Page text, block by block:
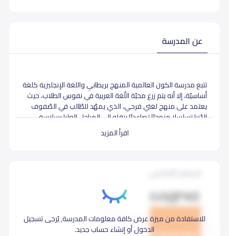
عن المدرسة
اقرأ المزيد
تتبع مدرسة الكون العالمية المنهج بريطاني واللغة الإنجليزية كلغة
أساسيّة، إلا أنه يتم زرع محبّة اللّغة العربية في نفوس الطلاب، حيث
يعتمد على منهج لغتي فرحي، الذي يمهّد للطّالب في الصّفوف
الدّنيا تسلسلا منهجيّا تصاعديّا ينقله إلى المراحل العليا بسلاسة،
وهو منهجٌ وُضع خصّيصا لطلاب المملكة العربيّة السّعوديّة
ليتناسب مع جميع الجنسيّات والثّقافات إضافة لحصص تلاوة
تستقبل مدرسة الكون العالمية الطلاب والطالبات لتدريسهم من
مختلف الأعمار ولكافة المراحل الدراسية.
خدمات وأنشطة
للاستفادة من ميزة عرض كافة معلومات المدرسة, يُرجى تسجيل
الدخول أو إنشاء حساب جديد.